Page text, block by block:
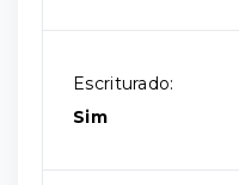
Escriturado:
Sim